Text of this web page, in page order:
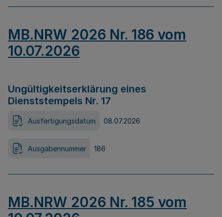
MB.NRW 2026 Nr. 186 vom
10.07.2026
Ungültigkeitserklärung eines
Dienststempels Nr. 17
Ausfertigungsdatum 08.07.2026
Ausgabennummer 186
MB.NRW 2026 Nr. 185 vom